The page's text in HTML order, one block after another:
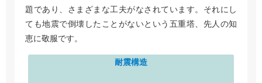
題であり、さまざまな工夫がなされています。それにし
ても地震で倒壊したことがないという五重塔、先人の知
恵に敬服です。
耐震構造